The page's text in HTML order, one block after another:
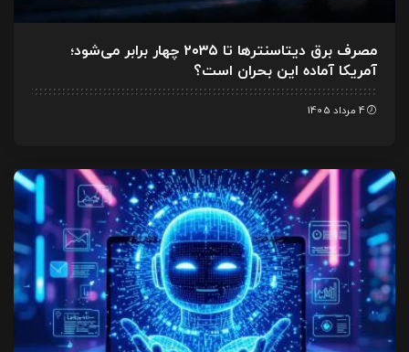
مصرف برق دیتاسنترها تا ۲۰۳۵ چهار برابر می‌شود؛
آمریکا آماده این بحران است؟
4 مرداد 1405